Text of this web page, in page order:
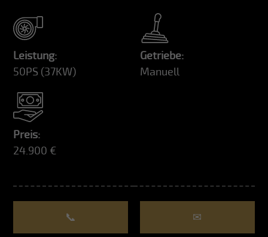
Leistung:
50PS (37KW)
Getriebe:
Manuell
Preis:
24.900 €
📞 ✉